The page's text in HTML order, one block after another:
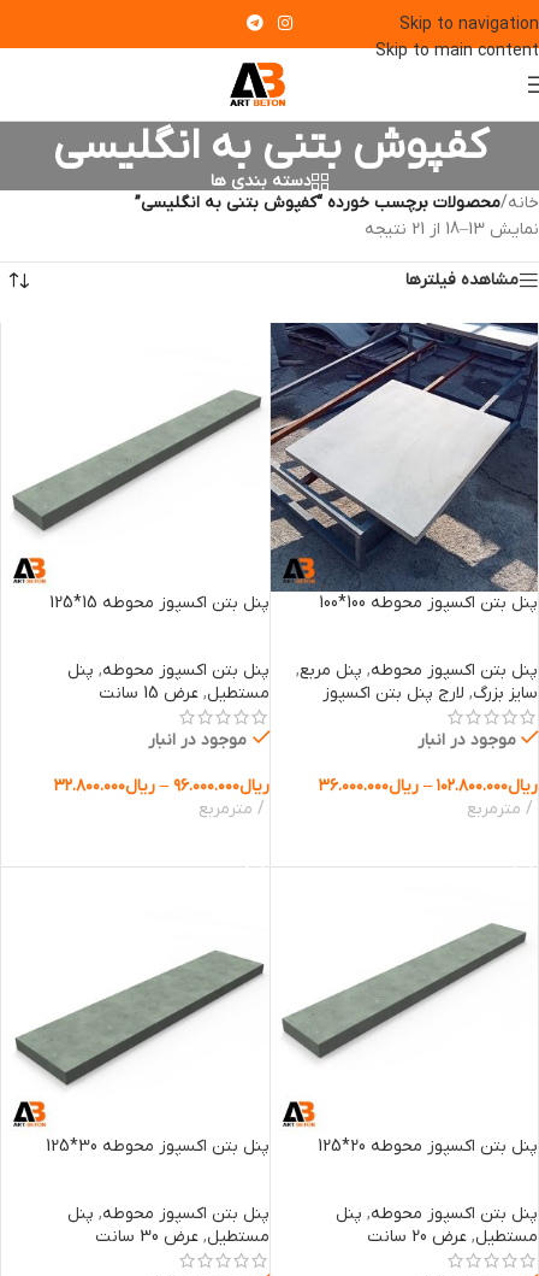
Skip to navigation
Skip to main content
کفپوش بتنی به انگلیسی
دسته بندی ها
خانه/محصولات برچسب خورده “کفپوش بتنی به انگلیسی”
نمایش 13–18 از 21 نتیجه
مشاهده فیلترها
پنل بتن اکسپوز محوطه 100*100
پنل بتن اکسپوز محوطه, پنل مربع,
سایز بزرگ, لارج پنل بتن اکسپوز
موجود در انبار
ریال۱۰۲.۸۰۰.۰۰۰ – ریال۳۶.۰۰۰.۰۰۰
مترمربع
پنل بتن اکسپوز محوطه 15*125
پنل بتن اکسپوز محوطه, پنل
مستطیل, عرض 15 سانت
موجود در انبار
ریال۹۶.۰۰۰.۰۰۰ – ریال۳۲.۸۰۰.۰۰۰
مترمربع
پنل بتن اکسپوز محوطه 20*125
پنل بتن اکسپوز محوطه, پنل
مستطیل, عرض 20 سانت
پنل بتن اکسپوز محوطه 30*125
پنل بتن اکسپوز محوطه, پنل
مستطیل, عرض 30 سانت